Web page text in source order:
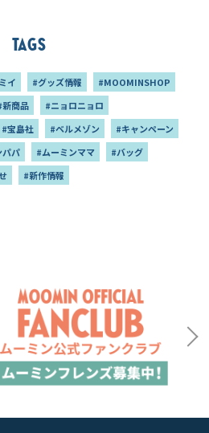
Tags
イ #グッズ情報
#MOOMINSHOP
新商品
#ニョロニョロ
#宝島社 #ベルメゾン
#キャンペーン
パパ #ムーミンママ
#バッグ
#新作情報